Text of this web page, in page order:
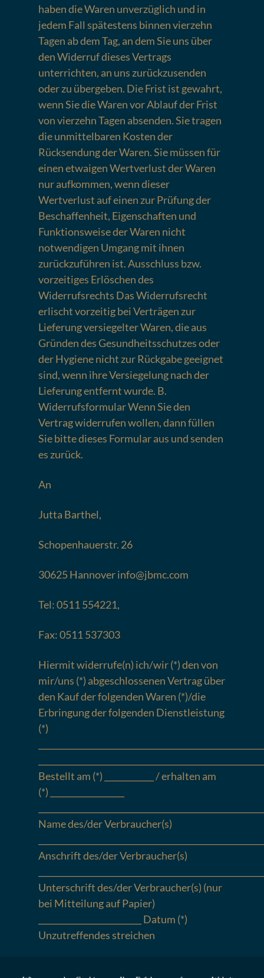
haben die Waren unverzüglich und in
jedem Fall spätestens binnen vierzehn
Tagen ab dem Tag, an dem Sie uns über
den Widerruf dieses Vertrags
unterrichten, an uns zurückzusenden
oder zu übergeben. Die Frist ist gewahrt,
wenn Sie die Waren vor Ablauf der Frist
von vierzehn Tagen absenden. Sie tragen
die unmittelbaren Kosten der
Rücksendung der Waren. Sie müssen für
einen etwaigen Wertverlust der Waren
nur aufkommen, wenn dieser
Wertverlust auf einen zur Prüfung der
Beschaffenheit, Eigenschaften und
Funktionsweise der Waren nicht
notwendigen Umgang mit ihnen
zurückzuführen ist. Ausschluss bzw.
vorzeitiges Erlöschen des
Widerrufsrechts Das Widerrufsrecht
erlischt vorzeitig bei Verträgen zur
Lieferung versiegelter Waren, die aus
Gründen des Gesundheitsschutzes oder
der Hygiene nicht zur Rückgabe geeignet
sind, wenn ihre Versiegelung nach der
Lieferung entfernt wurde. B.
Widerrufsformular Wenn Sie den
Vertrag widerrufen wollen, dann füllen
Sie bitte dieses Formular aus und senden
es zurück.
An
Jutta Barthel,
Schopenhauerstr. 26
30625 Hannover info@jbmc.com
Tel: 0511 554221,
Fax: 0511 537303
Hiermit widerrufe(n) ich/wir (*) den von
mir/uns (*) abgeschlossenen Vertrag über
den Kauf der folgenden Waren (*)/die
Erbringung der folgenden Dienstleistung
(*)
Bestellt am (*) ____________ / erhalten am
(*) __________________
Name des/der Verbraucher(s)
Anschrift des/der Verbraucher(s)
Unterschrift des/der Verbraucher(s) (nur
bei Mitteilung auf Papier)
_________________________ Datum (*)
Unzutreffendes streichen